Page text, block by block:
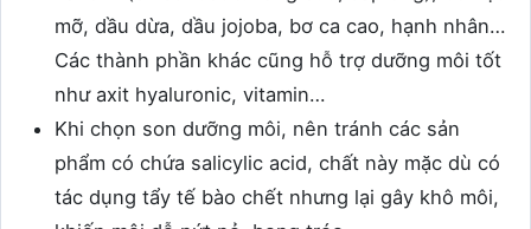
mỡ, dầu dừa, dầu jojoba, bơ ca cao, hạnh nhân…
Các thành phần khác cũng hỗ trợ dưỡng môi tốt
như axit hyaluronic, vitamin…
Khi chọn son dưỡng môi, nên tránh các sản
phẩm có chứa salicylic acid, chất này mặc dù có
tác dụng tẩy tế bào chết nhưng lại gây khô môi,